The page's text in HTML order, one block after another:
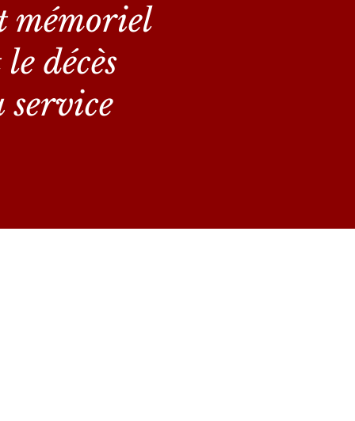
mémoriel
décès
service